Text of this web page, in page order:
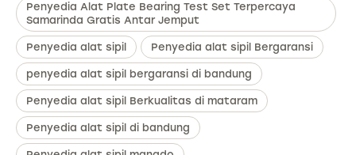
Penyedia Alat Plate Bearing Test Set Terpercaya
Samarinda Gratis Antar Jemput
Penyedia alat sipil Penyedia alat sipil Bergaransi
penyedia alat sipil bergaransi di bandung
Penyedia alat sipil Berkualitas di mataram
Penyedia alat sipil di bandung